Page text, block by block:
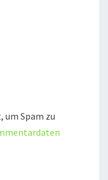
um Spam zu